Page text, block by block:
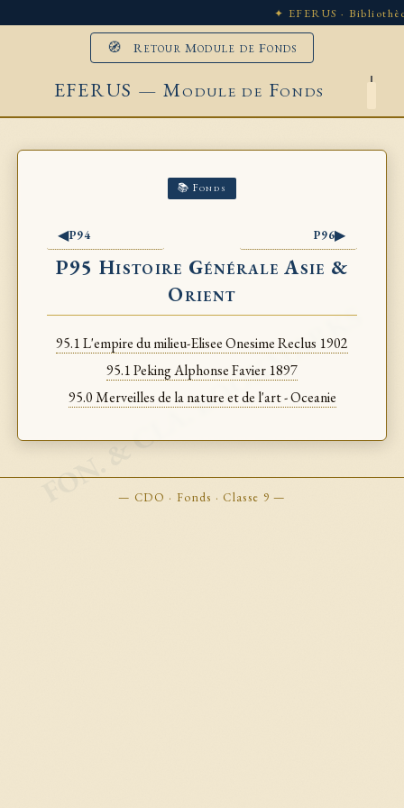
FON. & CLA. BOOKMARKS
✦ EFERUS ·
🧭 Retour Module de Fonds
EFERUS — Module de Fonds
📚 Fonds
◀P94 P96▶
P95 Histoire Générale Asie &
Orient
95.1 L'empire du milieu-Elisee Onesime Reclus 1902
95.1 Peking Alphonse Favier 1897
95.0 Merveilles de la nature et de l'art - Oceanie
— CDO · Fonds · Classe 9 —